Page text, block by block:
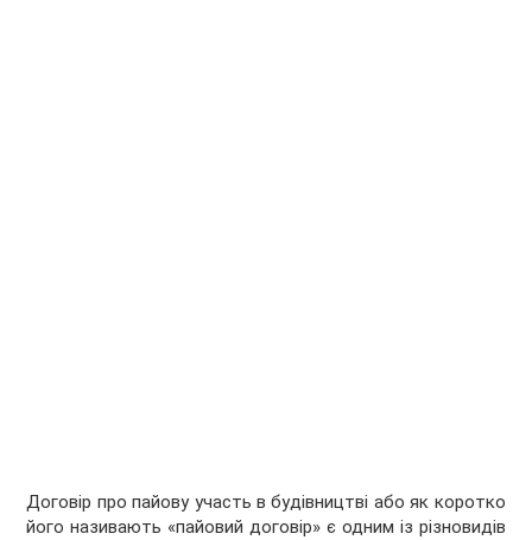
Договір про пайову участь в будівництві або як коротко
його називають «пайовий договір» є одним із різновидів